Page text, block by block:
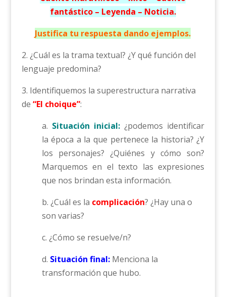
fantástico – Leyenda – Noticia.
Justifica tu respuesta dando ejemplos.
2. ¿Cuál es la trama textual? ¿Y qué función del
lenguaje predomina?
3. Identifiquemos la superestructura narrativa
de “El choique”:
a. Situación inicial: ¿podemos identificar
la época a la que pertenece la historia? ¿Y
los personajes? ¿Quiénes y cómo son?
Marquemos en el texto las expresiones
que nos brindan esta información.
b. ¿Cuál es la complicación? ¿Hay una o
son varias?
c. ¿Cómo se resuelve/n?
d. Situación final: Menciona la
transformación que hubo.